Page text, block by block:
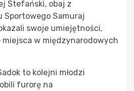
Stefański, obaj z
Sportowego Samuraj
swoje umiejętności,
w międzynarodowych
to kolejni młodzi
furorę na